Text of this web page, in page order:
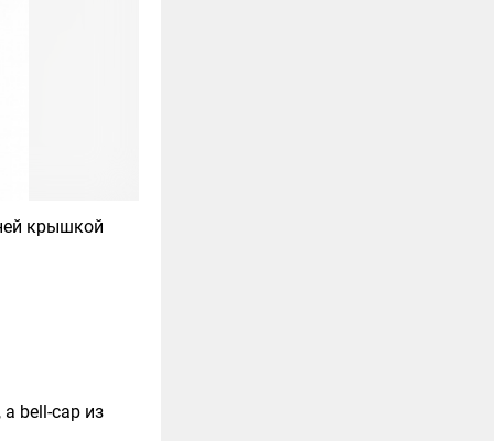
крышкой
bell-cap из